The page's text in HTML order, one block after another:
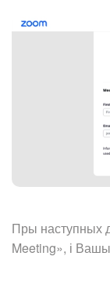
Пры наступных
Meeting», і